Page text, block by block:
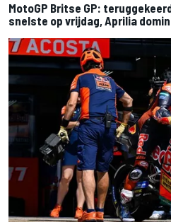
MotoGP Britse GP:
snelste op vrijdag, Aprilia